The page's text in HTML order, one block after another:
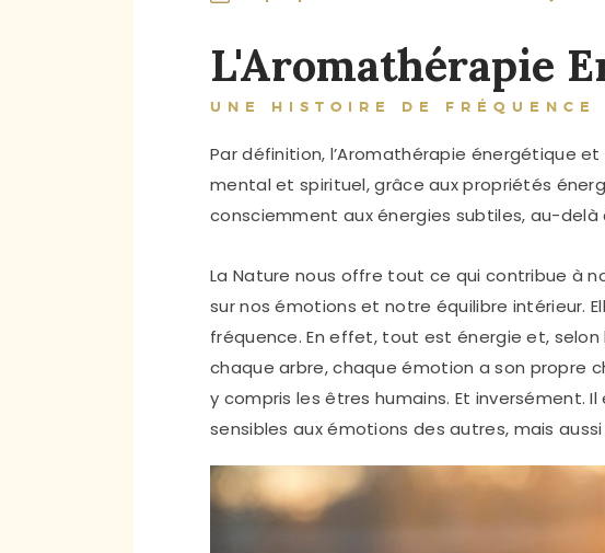
L'Aromathérapie
UNE HISTOIRE DE FRÉQUENCE
Par définition, l’Aromathérapie énergétique
mental et spirituel, grâce aux propriétés
consciemment aux énergies subtiles, au-
La Nature nous offre tout ce qui contribue à
sur nos émotions et notre équilibre intérieur.
fréquence. En effet, tout est énergie et, selon
chaque arbre, chaque émotion a son propre
y compris les êtres humains. Et inversément.
sensibles aux émotions des autres, mais